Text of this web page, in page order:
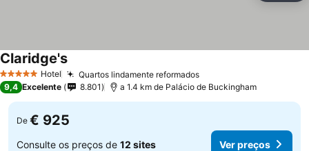
5 Estrelas Hotel Quartos lindamente reformadosVer preços
Claridge'sVer preços
9,4 Excelente 8.801 a 1.4 km de Palácio de Buckingham
De € 925
Consulte os preços de 12 sites Ver preços